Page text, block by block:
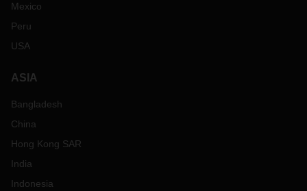
Mexico
Peru
USA
ASIA
Bangladesh
China
Hong Kong SAR
India
Indonesia